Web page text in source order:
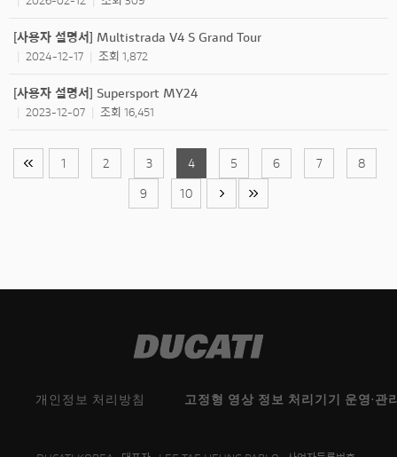
[사용자 설명서] Multistrada V4 S Grand Tour
2024-12-17 조회 1,872
[사용자 설명서] Supersport MY24
2023-12-07 조회 16,451
1 2 3 4 5 6 7
8
9
10
개인정보 처리방침 고정형 영상 정보 처리기기 운영·관